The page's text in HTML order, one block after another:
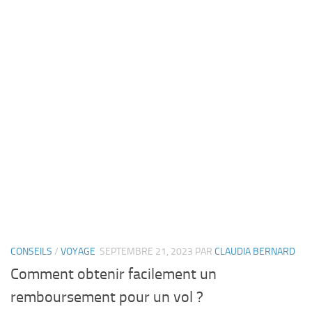
CONSEILS / VOYAGE SEPTEMBRE 21, 2023 PAR CLAUDIA BERNARD
Comment obtenir facilement un
remboursement pour un vol ?